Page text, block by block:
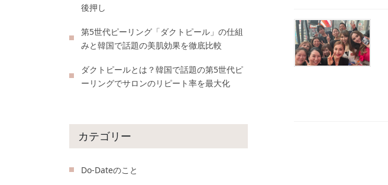
後押し
第5世代ピーリング「ダクトピール」の仕組
みと韓国で話題の美肌効果を徹底比較
ダクトピールとは？韓国で話題の第5世代ピ
ーリングでサロンのリピート率を最大化
カテゴリー
Do-Dateのこと